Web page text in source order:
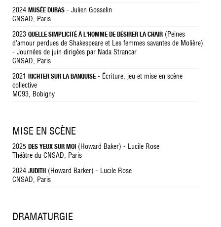
2024 MUSÉE DURAS - Julien Gosselin
CNSAD, Paris
2023 QUELLE SIMPLICITÉ À L'HOMME DE DÉSIRER LA CHAIR (Peines
d’amour perdues de Shakespeare et Les femmes savantes de Molière)
- Journées de juin dirigées par Nada Strancar
CNSAD, Paris
2021 RICHTER SUR LA BANQUISE - Écriture, jeu et mise en scène
collective
MC93, Bobigny
MISE EN SCÈNE
2025 DES YEUX SUR MOI (Howard Baker) - Lucile Rose
Théâtre du CNSAD, Paris
2024 JUDITH (Howard Barker) - Lucile Rose
CNSAD, Paris
DRAMATURGIE